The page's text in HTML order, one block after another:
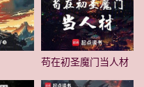
苟在初圣魔门当人材